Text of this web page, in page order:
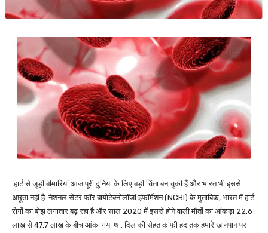
हार्ट से जुड़ी बीमारियां आज पूरी दुनिया के लिए बड़ी चिंता बन चुकी हैं और भारत भी इससे
अछूता नहीं है. नेशनल सेंटर फॉर बायोटेक्नोलॉजी इंफॉर्मेशन (NCBI) के मुताबिक, भारत में हार्ट
रोगों का बोझ लगातार बढ़ रहा है और साल 2020 में इससे होने वाली मौतों का आंकड़ा 22.6
लाख से 47.7 लाख के बीच आंका गया था. दिल की सेहत काफी हद तक हमारे खानपान पर